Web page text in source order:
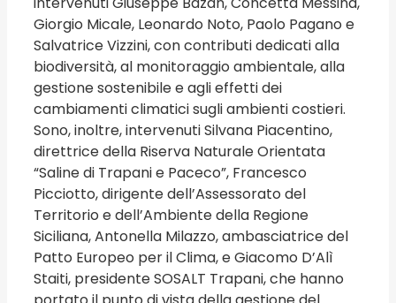
Giorgio Micale, Leonardo Noto, Paolo Pagano e
Salvatrice Vizzini, con contributi dedicati alla
biodiversità, al monitoraggio ambientale, alla
gestione sostenibile e agli effetti dei
cambiamenti climatici sugli ambienti costieri.
Sono, inoltre, intervenuti Silvana Piacentino,
direttrice della Riserva Naturale Orientata
“Saline di Trapani e Paceco”, Francesco
Picciotto, dirigente dell’Assessorato del
Territorio e dell’Ambiente della Regione
Siciliana, Antonella Milazzo, ambasciatrice del
Patto Europeo per il Clima, e Giacomo D’Alì
Staiti, presidente SOSALT Trapani, che hanno